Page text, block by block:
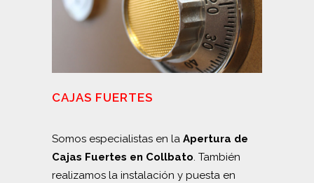
CAJAS FUERTES
Somos especialistas en la Apertura de
Cajas Fuertes en Collbato. También
realizamos la instalación y puesta en